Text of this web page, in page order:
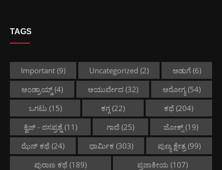
TAGS
Important (9) Uncategorized (2) ಅಡುಗೆ (6)
ಆಂಡ್ರಾಯ್ಡ್(4) ಆಯುರ್ವೇದ(32) ಆರೋಗ್ಯ (54)
ಒಗಟು(15) ಕಗ್ಗ(22) ಕಥೆ (204)
ಕ್ವಿಜ್ - ರಸಪ್ರಶ್ನೆ (11) ಗಾದೆ(25) ಜೋಕ್ಸ್ (19)
ಝೆನ್ ಕಥೆ(24) ಧಾರ್ಮಿಕ (303) ಪುಣ್ಯ ಕ್ಷೇತ್ರ(99)
ಪುರಾಣ ಕಥೆ (189) ಪ್ರಜಾಕೀಯ (107)